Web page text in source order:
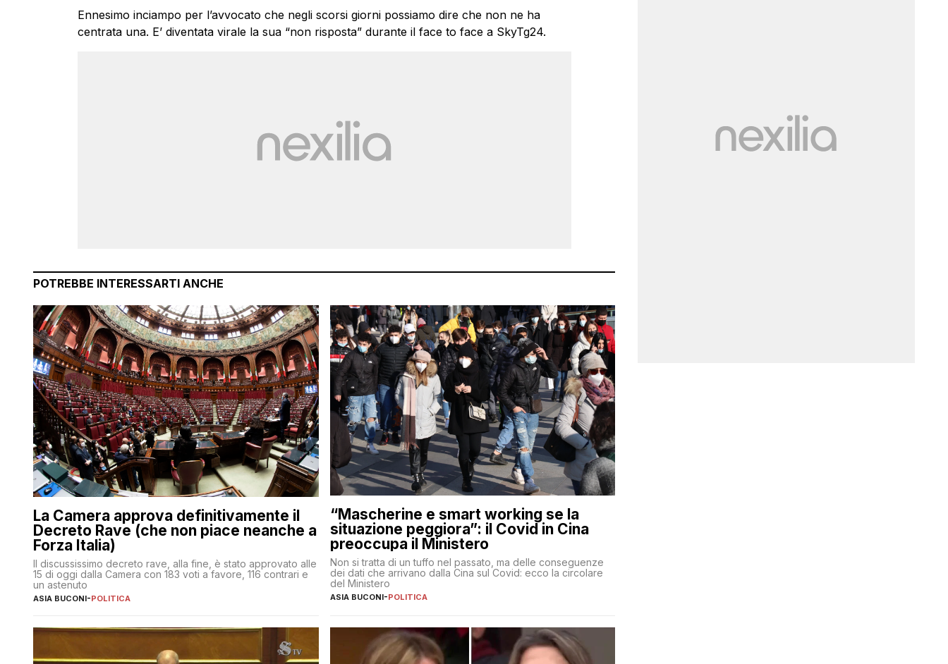
Ennesimo inciampo per l’avvocato che negli scorsi giorni possiamo dire che non ne ha
centrata una. E’ diventata virale la sua “non risposta” durante il face to face a SkyTg24.
POTREBBE INTERESSARTI ANCHE
La Camera approva definitivamente il
Decreto Rave (che non piace neanche a
Forza Italia)
Il discussissimo decreto rave, alla fine, è stato approvato alle
15 di oggi dalla Camera con 183 voti a favore, 116 contrari e
un astenuto
ASIA BUCONI-POLITICA
“Mascherine e smart working se la
situazione peggiora”: il Covid in Cina
preoccupa il Ministero
Non si tratta di un tuffo nel passato, ma delle conseguenze
dei dati che arrivano dalla Cina sul Covid: ecco la circolare
del Ministero
ASIA BUCONI-POLITICA